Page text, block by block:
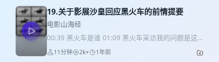
19.关于影展沙皇回应黑火车的前情提要
电影山海经
00:39 黑火车是谁 01:09 黑火车采访我的问题是这
样的 01:31 我的五点回答 06:22 过度开发的映后嘉
宾 07:11 影展沙皇为何要出这么一期播客 09:19 上
11分钟 2k+ 1年前